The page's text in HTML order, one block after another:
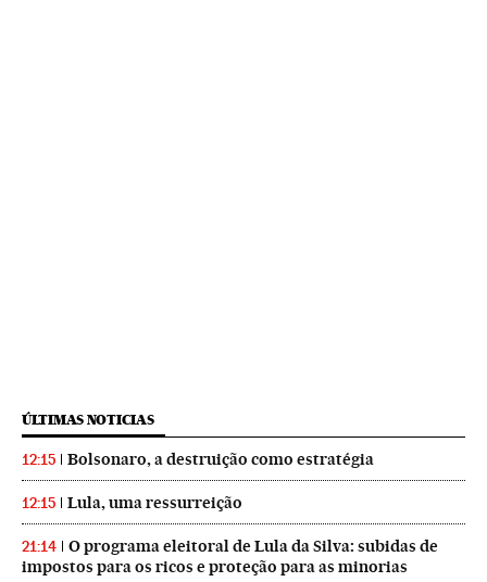
ÚLTIMAS NOTICIAS
12:15 Bolsonaro, a destruição como estratégia
12:15 Lula, uma ressurreição
21:14
O programa eleitoral de Lula da Silva: subidas de
impostos para os ricos e proteção para as minorias